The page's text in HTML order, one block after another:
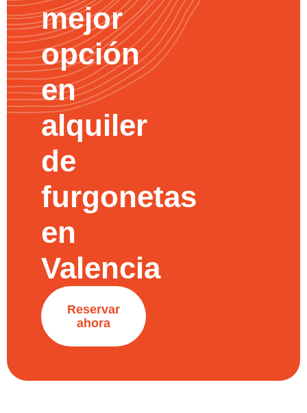
mejor
opción
en
alquiler
de
furgonetas
en
Valencia
Reservar
ahora